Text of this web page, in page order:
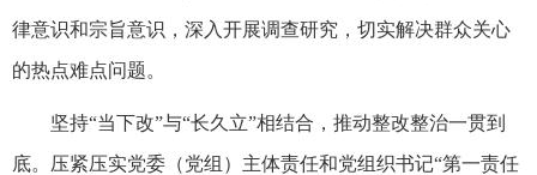
律意识和宗旨意识，深入开展调查研究，切实解决群众关心
的热点难点问题。
坚持“当下改”与“长久立”相结合，推动整改整治一贯到
底。压紧压实党委（党组）主体责任和党组织书记“第一责任